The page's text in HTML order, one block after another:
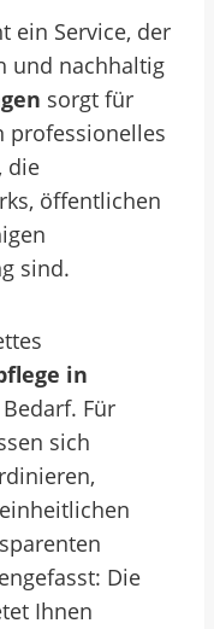
ein Service, der
und nachhaltig
sorgt für
professionelles
die
öffentlichen
sind.
in
Für
sich
Die
Ihnen